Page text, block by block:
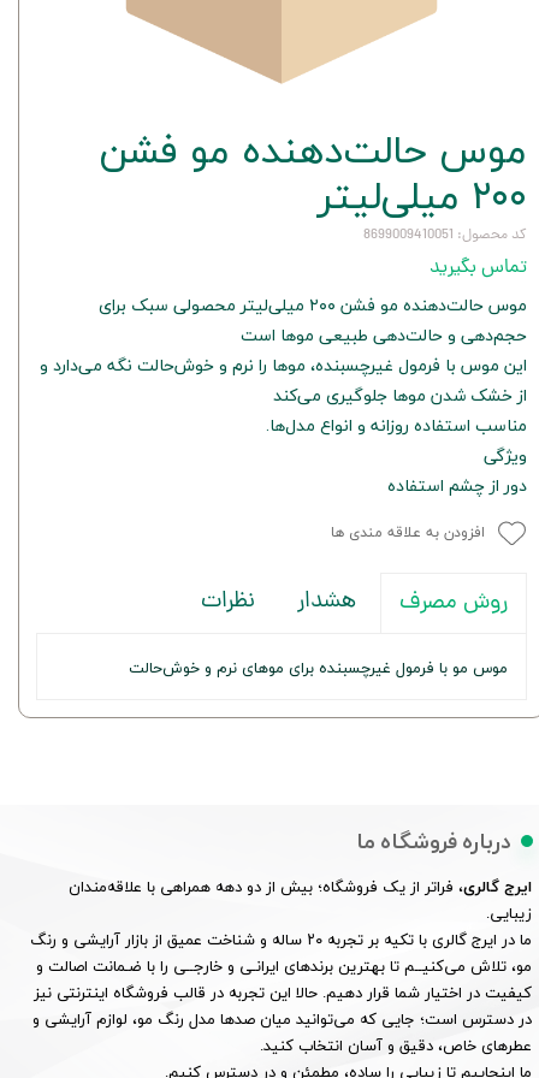
موس حالت‌دهنده مو فشن
۲۰۰ میلی‌لیتر
کد محصول: 8699009410051
تماس بگیرید
موس حالت‌دهنده مو فشن ۲۰۰ میلی‌لیتر محصولی سبک برای
حجم‌دهی و حالت‌دهی طبیعی موها است
این موس با فرمول غیرچسبنده، موها را نرم و خوش‌حالت نگه می‌دارد و
از خشک شدن موها جلوگیری می‌کند
مناسب استفاده روزانه و انواع مدل‌ها.
ویژگی
دور از چشم استفاده
افزودن به علاقه مندی ها
روش مصرف هشدار نظرات
موس مو با فرمول غیرچسبنده برای موهای نرم و خوش‌حالت
درباره فروشگاه ما
ایرج گالری، فراتر از یک فروشگاه؛ بیش از دو دهه همراهی با علاقه‌مندان
زیبایی.
ما در ایرج گالری با تکیه بر تجربه ۲۰ ساله و شناخت عمیق از بازار آرایشی و رنگ
مو، تلاش می‌کنیــم تا بهترین برندهای ایرانـی و خارجــی را با ضـمانت اصالت و
کیفیت در اختیار شما قرار دهیم. حالا این تجربه در قالب فروشگاه اینترنتی نیز
در دسترس است؛ جایی که می‌توانید میان صدها مدل رنگ مو، لوازم آرایشی و
عطرهای خاص، دقیق و آسان انتخاب کنید.
ما اینجاییم تا زیبایی را ساده، مطمئن و در دسترس کنیم.